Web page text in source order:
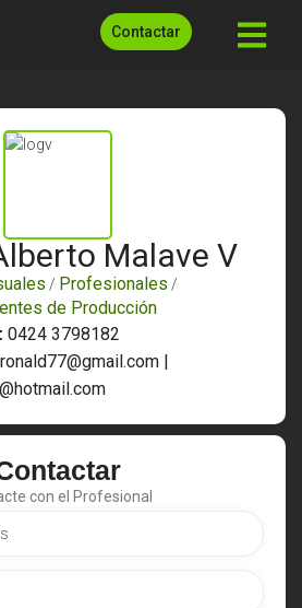
Contactar
Malave V
/ Profesionales /
de Producción
0424 3798182
|
con el Profesional